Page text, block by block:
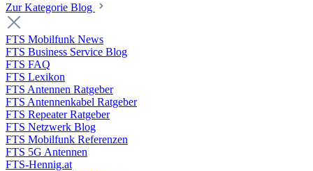
Zur Kategorie Blog
FTS Mobilfunk News
FTS Business Service Blog
FTS FAQ
FTS Lexikon
FTS Antennen Ratgeber
FTS Antennenkabel Ratgeber
FTS Repeater Ratgeber
FTS Netzwerk Blog
FTS Mobilfunk Referenzen
FTS 5G Antennen
FTS-Hennig.at